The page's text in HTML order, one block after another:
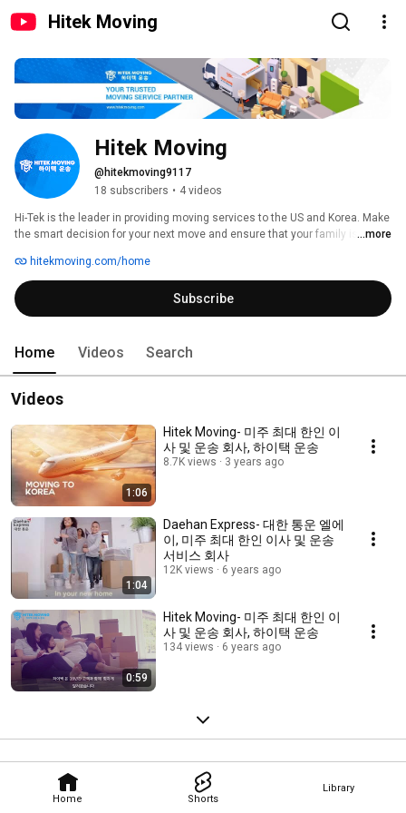
Hitek Moving
Home Shorts
Library
Hitek Moving
@hitekmoving9117
18 subscribers • 4 videos
Hi-Tek is the leader in providing moving services to the US and Korea. Make
the smart decision for your next move and ensure that your family is
to deliver exceptional results when it comes to long-distance moving and
packing services.
...more
hitekmoving.com/home
Subscribe
Home Videos Search
Videos
1:06
Hitek Moving- 미주 최대 한인 이
사 및 운송 회사, 하이택 운송
8.7K views 3 years ago
1:04
Daehan Express- 대한 통운 엘에
이, 미주 최대 한인 이사 및 운송
서비스 회사
12K views 6 years ago
0:59
Hitek Moving- 미주 최대 한인 이
사 및 운송 회사, 하이택 운송
134 views 6 years ago